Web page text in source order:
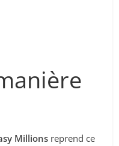
Millions reprend ce